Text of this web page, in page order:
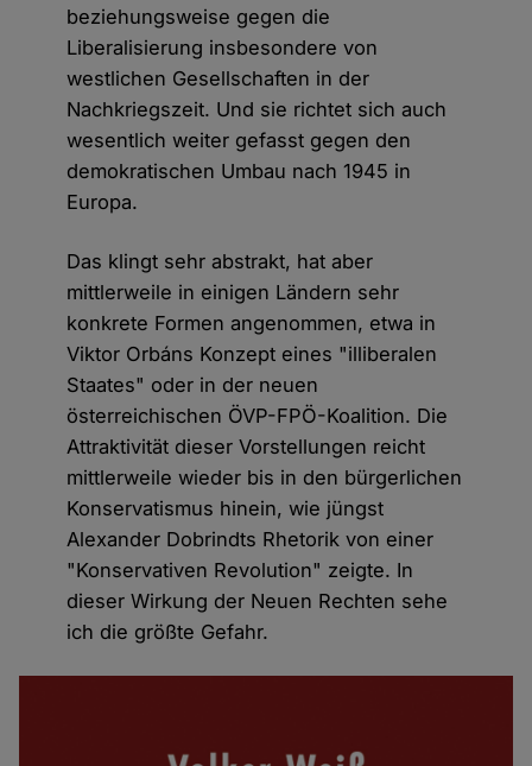
beziehungsweise gegen die
Liberalisierung insbesondere von
westlichen Gesellschaften in der
Nachkriegszeit. Und sie richtet sich auch
wesentlich weiter gefasst gegen den
demokratischen Umbau nach 1945 in
Europa.
Das klingt sehr abstrakt, hat aber
mittlerweile in einigen Ländern sehr
konkrete Formen angenommen, etwa in
Viktor Orbáns Konzept eines "illiberalen
Staates" oder in der neuen
österreichischen ÖVP-FPÖ-Koalition. Die
Attraktivität dieser Vorstellungen reicht
mittlerweile wieder bis in den bürgerlichen
Konservatismus hinein, wie jüngst
Alexander Dobrindts Rhetorik von einer
"Konservativen Revolution" zeigte. In
dieser Wirkung der Neuen Rechten sehe
ich die größte Gefahr.